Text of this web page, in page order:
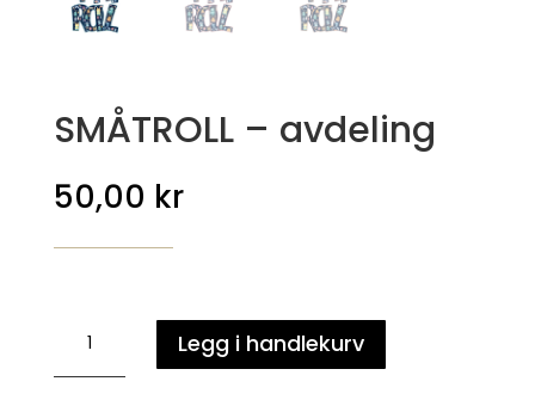
SMÅTROLL – avdeling
50,00 kr
avdeling
Legg i handlekurv